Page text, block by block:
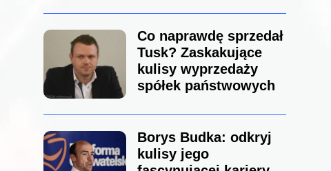
Co naprawdę sprzedał
Tusk? Zaskakujące
kulisy wyprzedaży
spółek państwowych
Borys Budka: odkryj
kulisy jego